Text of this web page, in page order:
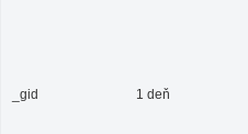
_gid 1 deň